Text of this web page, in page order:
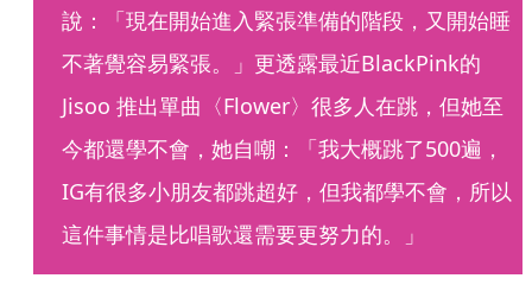
說：「現在開始進入緊張準備的階段，又開始睡
不著覺容易緊張。」更透露最近BlackPink的
Jisoo 推出單曲〈Flower〉很多人在跳，但她至
今都還學不會，她自嘲：「我大概跳了500遍，
IG有很多小朋友都跳超好，但我都學不會，所以
這件事情是比唱歌還需要更努力的。」